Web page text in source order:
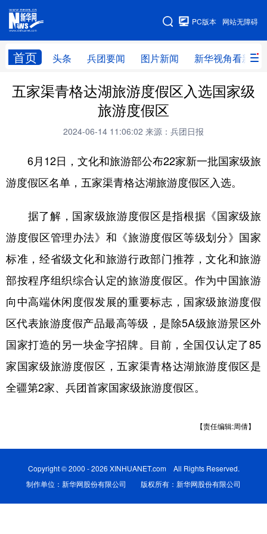
网站无障碍
PC版本
首页 头条 兵团要闻 图片新闻 新华视角看新疆
网站地图
头条 兵团要闻 图片新闻 新华视角看新疆
地方频道
北京 天津 河北 山西
辽宁 吉林 上海 江苏
浙江 安徽 福建 江西
山东 河南 湖北 湖南
广东 广西 海南 重庆
陕西 甘肃 青海 宁夏
新疆 内蒙古 黑龙江
عربى
Deutsch Português
五家渠青格达湖旅游度假区入选国家级
旅游度假区
2024-06-14 11:06:02 来源：兵团日报
6月12日，文化和旅游部公布22家新一批国家级旅
游度假区名单，五家渠青格达湖旅游度假区入选。
据了解，国家级旅游度假区是指根据《国家级旅
游度假区管理办法》和《旅游度假区等级划分》国家
标准，经省级文化和旅游行政部门推荐，文化和旅游
部按程序组织综合认定的旅游度假区。作为中国旅游
向中高端休闲度假发展的重要标志，国家级旅游度假
区代表旅游度假产品最高等级，是除5A级旅游景区外
国家打造的另一块金字招牌。目前，全国仅认定了85
家国家级旅游度假区，五家渠青格达湖旅游度假区是
全疆第2家、兵团首家国家级旅游度假区。
【责任编辑:周倩】
Copyright © 2000 - 2026 XINHUANET.com All Rights Reserved.
制作单位：新华网股份有限公司 版权所有：新华网股份有限公司